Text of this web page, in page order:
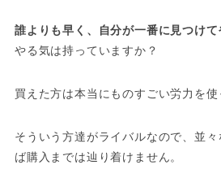
誰よりも早く、自分が一番に見つけて
やる気は持っていますか？
買えた方は本当にものすごい労力を使
そういう方達がライバルなので、並
ば購入までは辿り着けません。